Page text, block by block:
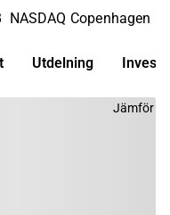
NASDAQ Copenhagen
Utdelning
Jämför